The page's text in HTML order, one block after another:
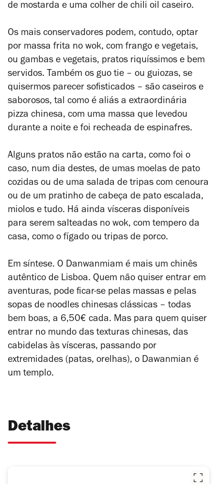
de mostarda e uma colher de chili oil caseiro.
Os mais conservadores podem, contudo, optar
por massa frita no wok, com frango e vegetais,
ou gambas e vegetais, pratos riquíssimos e bem
servidos. Também os guo tie – ou guiozas, se
quisermos parecer sofisticados – são caseiros e
saborosos, tal como é aliás a extraordinária
pizza chinesa, com uma massa que levedou
durante a noite e foi recheada de espinafres.
Alguns pratos não estão na carta, como foi o
caso, num dia destes, de umas moelas de pato
cozidas ou de uma salada de tripas com cenoura
ou de um pratinho de cabeça de pato escalada,
miolos e tudo. Há ainda vísceras disponíveis
para serem salteadas no wok, com tempero da
casa, como o fígado ou tripas de porco.
Em síntese. O Danwanmiam é mais um chinês
autêntico de Lisboa. Quem não quiser entrar em
aventuras, pode ficar-se pelas massas e pelas
sopas de noodles chinesas clássicas – todas
bem boas, a 6,50€ cada. Mas para quem quiser
entrar no mundo das texturas chinesas, das
cabidelas às vísceras, passando por
extremidades (patas, orelhas), o Dawanmian é
um templo.
Detalhes